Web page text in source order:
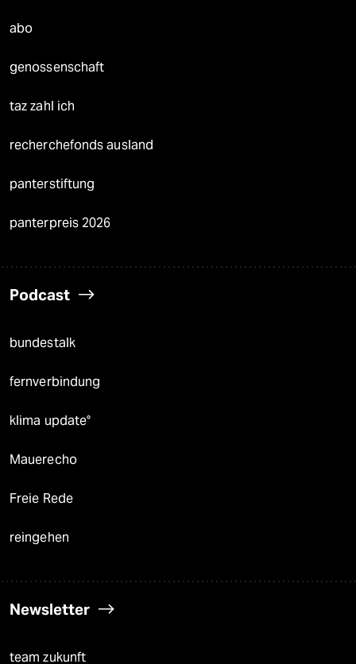
abo
genossenschaft
taz zahl ich
recherchefonds ausland
panterstiftung
panterpreis 2026
Podcast
bundestalk
fernverbindung
klima update°
Mauerecho
Freie Rede
reingehen
Newsletter
team zukunft